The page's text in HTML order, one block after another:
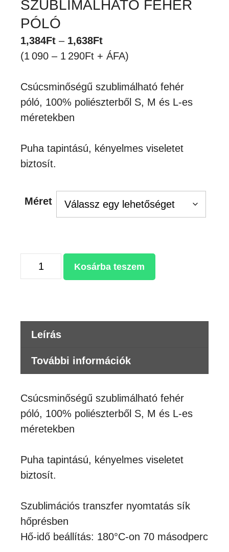
SZUBLIMÁLHATÓ FEHÉR
PÓLÓ
1,384Ft – 1,638FtÁrtartomány:
1,384Ft
1,638Ft
(1 090 – 1 290Ft + ÁFA)
Csúcsminőségű szublimálható fehér
póló, 100% poliészterből S, M és L-es
méretekben
Puha tapintású, kényelmes viseletet
biztosít.
Méret
SZUBLIMÁLHATÓ
FEHÉR
Kosárba teszem
Leírás
További információk
Csúcsminőségű szublimálható fehér
póló, 100% poliészterből S, M és L-es
méretekben
Puha tapintású, kényelmes viseletet
biztosít.
Szublimációs transzfer nyomtatás sík
hőprésben
Hő-idő beállítás: 180°C-on 70 másodperc